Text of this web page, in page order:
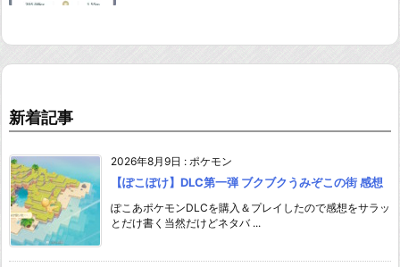
新着記事
2026年8月9日 : ポケモン
【ぽこぽけ】DLC第一弾 ブクブクうみぞこの街 感想
ぽこあポケモンDLCを購入＆プレイしたので感想をサラッ
とだけ書く当然だけどネタバ ...